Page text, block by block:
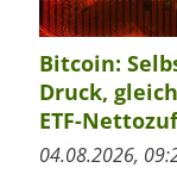
Bitcoin:
Druck,
ETF-
04.08.2026,